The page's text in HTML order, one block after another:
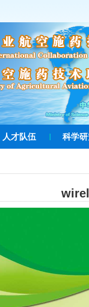
人才队伍 科学